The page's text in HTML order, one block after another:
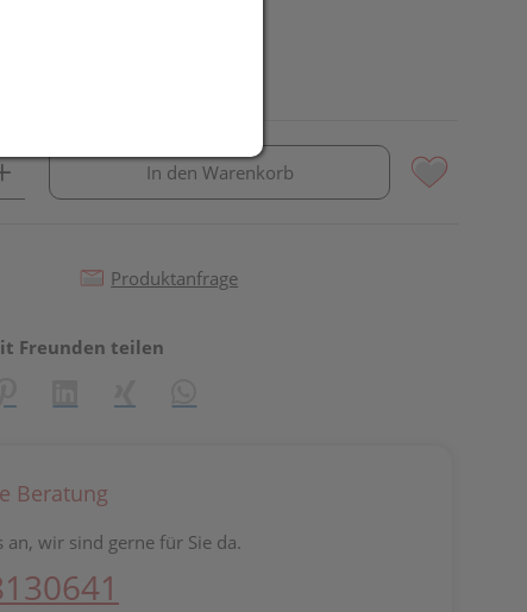
In den Warenkorb
Produktanfrage
Freunden teilen
Beratung
an, wir sind gerne für Sie da.